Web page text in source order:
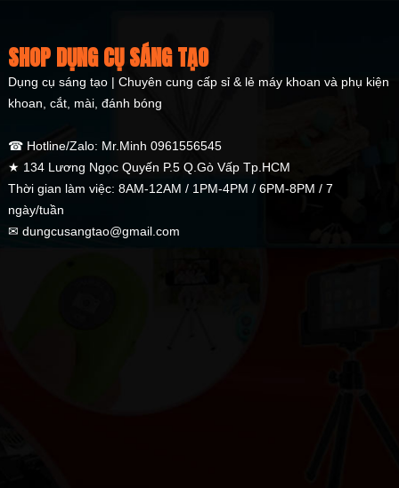
SHOP DỤNG CỤ SÁNG TẠO
Dụng cụ sáng tạo | Chuyên cung cấp sỉ & lẻ máy khoan và phụ kiện
khoan, cắt, mài, đánh bóng
☎ Hotline/Zalo: Mr.Minh 0961556545
★ 134 Lương Ngọc Quyến P.5 Q.Gò Vấp Tp.HCM
Thời gian làm việc: 8AM-12AM / 1PM-4PM / 6PM-8PM / 7
ngày/tuần
✉ dungcusangtao@gmail.com